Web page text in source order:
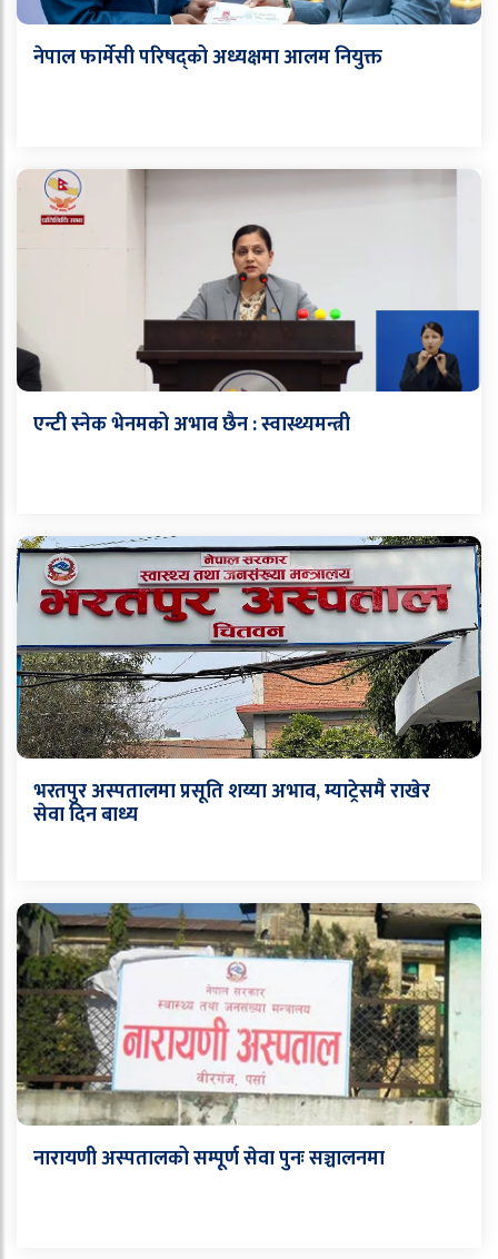
नेपाल फार्मेसी परिषद्को अध्यक्षमा आलम नियुक्त
एन्टी स्नेक भेनमको अभाव छैन : स्वास्थ्यमन्त्री
भरतपुर अस्पतालमा प्रसूति शय्या अभाव, म्याट्रेसमै राखेर
सेवा दिन बाध्य
नारायणी अस्पतालको सम्पूर्ण सेवा पुनः सञ्चालनमा